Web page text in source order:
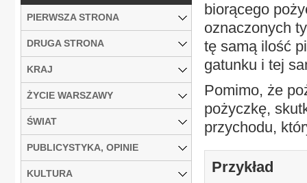
biorącego
oznaczonych
tę samą ilość
gatunku i tej
Pomimo, że
pożyczkę,
przychodu,
Przykład
PIERWSZA STRONA
DRUGA STRONA
KRAJ
ŻYCIE WARSZAWY
ŚWIAT
PUBLICYSTYKA, OPINIE
KULTURA